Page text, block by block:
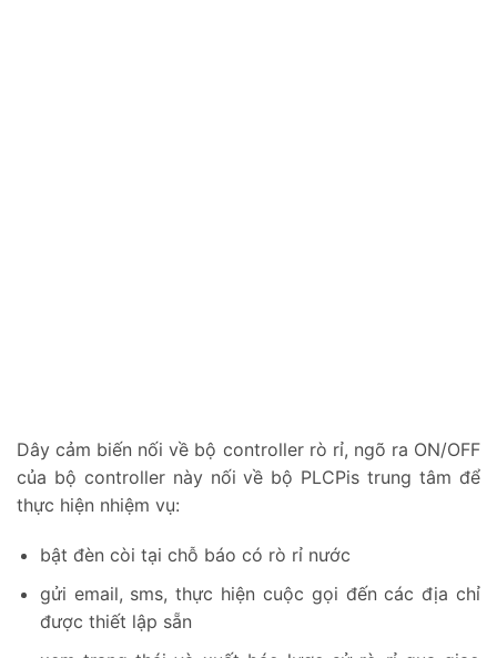
Dây cảm biến nối về bộ controller rò rỉ, ngõ ra ON/OFF
của bộ controller này nối về bộ PLCPis trung tâm để
thực hiện nhiệm vụ:
bật đèn còi tại chỗ báo có rò rỉ nước
gửi email, sms, thực hiện cuộc gọi đến các địa chỉ
được thiết lập sẵn